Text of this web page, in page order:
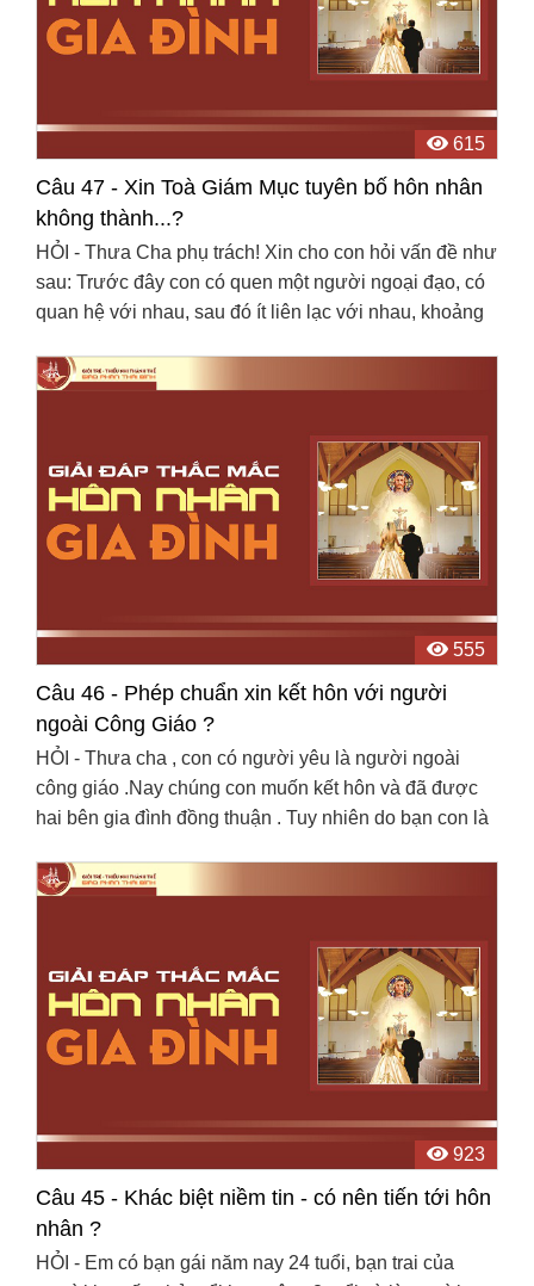
615
Câu 47 - Xin Toà Giám Mục tuyên bố hôn nhân
không thành...?
HỎI - Thưa Cha phụ trách! Xin cho con hỏi vấn đề như
sau: Trước đây con có quen một người ngoại đạo, có
quan hệ với nhau, sau đó ít liên lạc với nhau, khoảng
555
Câu 46 - Phép chuẩn xin kết hôn với người
ngoài Công Giáo ?
HỎI - Thưa cha , con có người yêu là người ngoài
công giáo .Nay chúng con muốn kết hôn và đã được
hai bên gia đình đồng thuận . Tuy nhiên do bạn con là
923
Câu 45 - Khác biệt niềm tin - có nên tiến tới hôn
nhân ?
HỎI - Em có bạn gái năm nay 24 tuổi, bạn trai của